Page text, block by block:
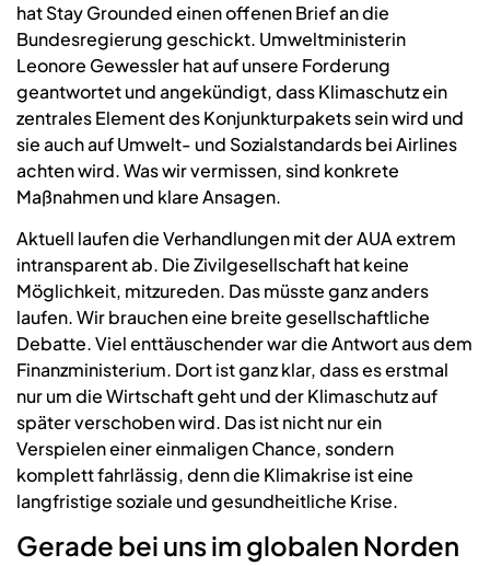
hat Stay Grounded einen offenen Brief an die
Bundesregierung geschickt. Umweltministerin
Leonore Gewessler hat auf unsere Forderung
geantwortet und angekündigt, dass Klimaschutz ein
zentrales Element des Konjunkturpakets sein wird und
sie auch auf Umwelt- und Sozialstandards bei Airlines
achten wird. Was wir vermissen, sind konkrete
Maßnahmen und klare Ansagen.
Aktuell laufen die Verhandlungen mit der AUA extrem
intransparent ab. Die Zivilgesellschaft hat keine
Möglichkeit, mitzureden. Das müsste ganz anders
laufen. Wir brauchen eine breite gesellschaftliche
Debatte. Viel enttäuschender war die Antwort aus dem
Finanzministerium. Dort ist ganz klar, dass es erstmal
nur um die Wirtschaft geht und der Klimaschutz auf
später verschoben wird. Das ist nicht nur ein
Verspielen einer einmaligen Chance, sondern
komplett fahrlässig, denn die Klimakrise ist eine
langfristige soziale und gesundheitliche Krise.
Gerade bei uns im globalen Norden